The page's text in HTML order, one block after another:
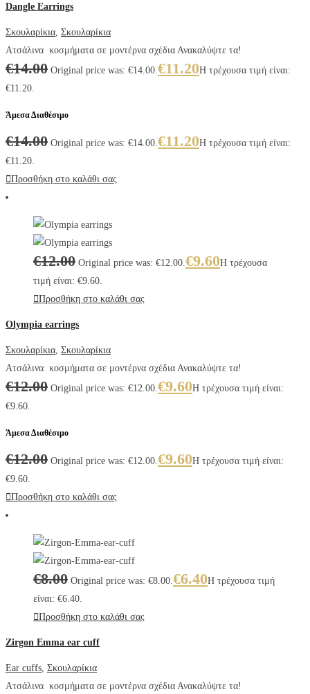
Dangle Earrings
Σκουλαρίκια Σκουλαρίκια
Ατσάλινα κοσμήματα σε μοντέρνα σχέδια Ανακαλύψτε τα!
€14.00 Original price was: €14.00. €11.20Η τρέχουσα τιμή είναι:
€11.20.
Άμεσα Διαθέσιμο
€14.00 Original price was: €14.00. €11.20Η τρέχουσα τιμή είναι:
€11.20.
Προσθήκη στο καλάθι σας
€12.00 Original price was: €12.00. €9.60Η τρέχουσα
τιμή είναι: €9.60.
Προσθήκη στο καλάθι σας
Olympia earrings
Σκουλαρίκια Σκουλαρίκια
Ατσάλινα κοσμήματα σε μοντέρνα σχέδια Ανακαλύψτε τα!
€12.00 Original price was: €12.00. €9.60Η τρέχουσα τιμή είναι:
€9.60.
Άμεσα Διαθέσιμο
€12.00 Original price was: €12.00. €9.60Η τρέχουσα τιμή είναι:
€9.60.
Προσθήκη στο καλάθι σας
€8.00 Original price was: €8.00. €6.40Η τρέχουσα τιμή
είναι: €6.40.
Προσθήκη στο καλάθι σας
Zirgon Emma ear cuff
Ear cuffs Σκουλαρίκια
Ατσάλινα κοσμήματα σε μοντέρνα σχέδια Ανακαλύψτε τα!